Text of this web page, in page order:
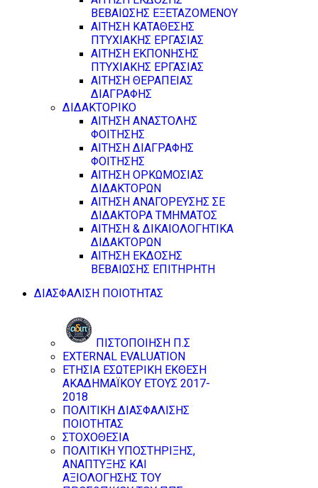
ΒΕΒΑΙΩΣΗΣ ΕΞΕΤΑΖΟΜΕΝΟΥ
ΑΙΤΗΣΗ ΚΑΤΑΘΕΣΗΣ
ΠΤΥΧΙΑΚΗΣ ΕΡΓΑΣΙΑΣ
ΑΙΤΗΣΗ ΕΚΠΟΝΗΣΗΣ
ΠΤΥΧΙΑΚΗΣ ΕΡΓΑΣΙΑΣ
ΑΙΤΗΣΗ ΘΕΡΑΠΕΙΑΣ
ΔΙΑΓΡΑΦΗΣ
ΔΙΔΑΚΤΟΡΙΚΟ
ΑΙΤΗΣΗ ΑΝΑΣΤΟΛΗΣ
ΦΟΙΤΗΣΗΣ
ΑΙΤΗΣΗ ΔΙΑΓΡΑΦΗΣ
ΦΟΙΤΗΣΗΣ
ΑΙΤΗΣΗ ΟΡΚΩΜΟΣΙΑΣ
ΔΙΔΑΚΤΟΡΩΝ
ΑΙΤΗΣΗ ΑΝΑΓΟΡΕΥΣΗΣ ΣΕ
ΔΙΔΑΚΤΟΡΑ ΤΜΗΜΑΤΟΣ
ΑΙΤΗΣΗ & ΔΙΚΑΙΟΛΟΓΗΤΙΚΑ
ΔΙΔΑΚΤΟΡΩΝ
ΑΙΤΗΣΗ ΕΚΔΟΣΗΣ
ΒΕΒΑΙΩΣΗΣ ΕΠΙΤΗΡΗΤΗ
ΔΙΑΣΦΑΛΙΣΗ ΠΟΙΟΤΗΤΑΣ
ΠΙΣΤΟΠΟΙΗΣΗ Π.Σ
EXTERNAL EVALUATION
ΕΤΗΣΙΑ ΕΣΩΤΕΡΙΚΗ ΕΚΘΕΣΗ
ΑΚΑΔΗΜΑΪΚΟΥ ΕΤΟΥΣ 2017-
2018
ΠΟΛΙΤΙΚΗ ΔΙΑΣΦΑΛΙΣΗΣ
ΠΟΙΟΤΗΤΑΣ
ΣΤΟΧΟΘΕΣΙΑ
ΠΟΛΙΤΙΚΗ ΥΠΟΣΤΗΡΙΞΗΣ,
ΑΝΑΠΤΥΞΗΣ ΚΑΙ
ΑΞΙΟΛΟΓΗΣΗΣ ΤΟΥ